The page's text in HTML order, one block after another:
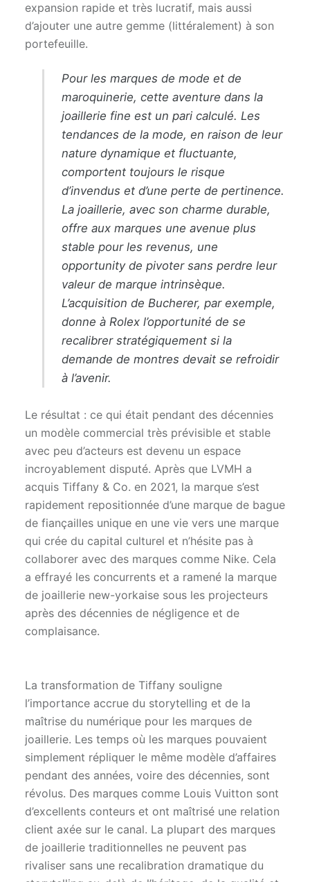
expansion rapide et très lucratif, mais aussi
d’ajouter une autre gemme (littéralement) à son
portefeuille.
Pour les marques de mode et de
maroquinerie, cette aventure dans la
joaillerie fine est un pari calculé. Les
tendances de la mode, en raison de leur
nature dynamique et fluctuante,
comportent toujours le risque
d’invendus et d’une perte de pertinence.
La joaillerie, avec son charme durable,
offre aux marques une avenue plus
stable pour les revenus, une
opportunity de pivoter sans perdre leur
valeur de marque intrinsèque.
L’acquisition de Bucherer, par exemple,
donne à Rolex l’opportunité de se
recalibrer stratégiquement si la
demande de montres devait se refroidir
à l’avenir.
Le résultat : ce qui était pendant des décennies
un modèle commercial très prévisible et stable
avec peu d’acteurs est devenu un espace
incroyablement disputé. Après que LVMH a
acquis Tiffany & Co. en 2021, la marque s’est
rapidement repositionnée d’une marque de bague
de fiançailles unique en une vie vers une marque
qui crée du capital culturel et n’hésite pas à
collaborer avec des marques comme Nike. Cela
a effrayé les concurrents et a ramené la marque
de joaillerie new-yorkaise sous les projecteurs
après des décennies de négligence et de
complaisance.
La transformation de Tiffany souligne
l’importance accrue du storytelling et de la
maîtrise du numérique pour les marques de
joaillerie. Les temps où les marques pouvaient
simplement répliquer le même modèle d’affaires
pendant des années, voire des décennies, sont
révolus. Des marques comme Louis Vuitton sont
d’excellents conteurs et ont maîtrisé une relation
client axée sur le canal. La plupart des marques
de joaillerie traditionnelles ne peuvent pas
rivaliser sans une recalibration dramatique du